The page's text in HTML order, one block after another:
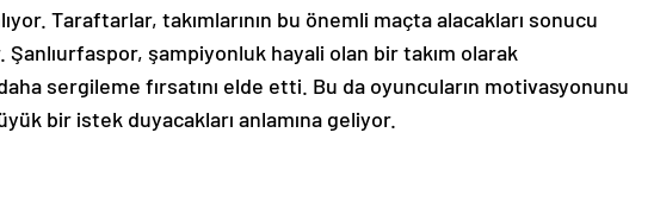
Taraftarlar, takımlarının bu önemli maçta alacakları sonucu
şampiyonluk hayali olan bir takım olarak
sergileme fırsatını elde etti. Bu da oyuncuların motivasyonunu
bir istek duyacakları anlamına geliyor.